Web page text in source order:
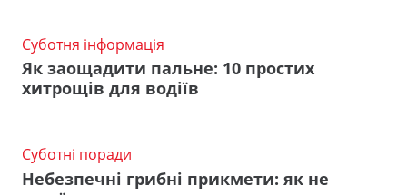
Суботня інформація
Як заощадити пальне: 10 простих
хитрощів для водіїв
Суботні поради
Небезпечні грибні прикмети: як не